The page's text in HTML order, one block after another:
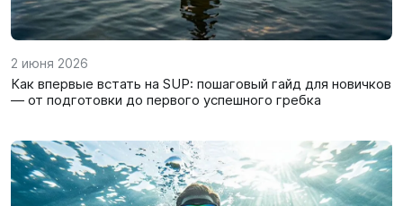
2 июня 2026
Как впервые встать на SUP: пошаговый гайд для новичков
— от подготовки до первого успешного гребка